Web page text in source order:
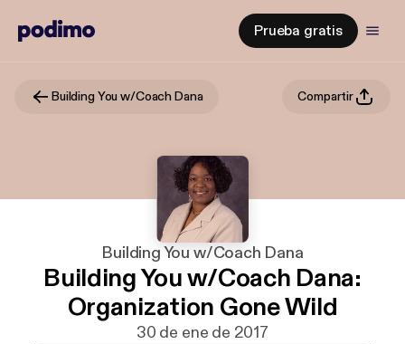
Prueba gratis
Building You w/Coach Dana Compartir
Building You w/Coach Dana
Building You w/Coach Dana:
Organization Gone Wild
30 de ene de 2017